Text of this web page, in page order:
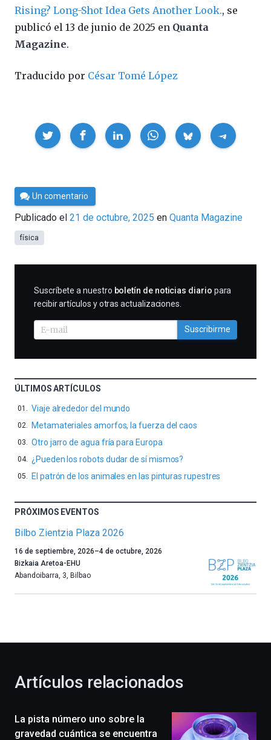
Rising? Long-Shot Idea Gets Another Look., se
publicó el 13 de junio de 2025 en Quanta
Magazine.
Traducido por César Tomé López
Compartir
Por
César
Tomé
Un comentario
Publicado el 21 de octubre, 2025 en Quanta Magazine
física
SUSCRIBIRME
Suscríbete a nuestro boletín de noticias diario para
recibir artículos y otras actualizaciones.
Suscribirme
ÚLTIMOS ARTÍCULOS
Viaje alrededor del mundo
Metamateriales amorfos, la fuerza del caos
Otro jarro de agua fría para Europa
¿Pueden los robots dudar de sí mismos?
El patrón de los animales en las pinturas rupestres
PRÓXIMOS EVENTOS
Bilbo Zientzia Plaza 2026
Un
año
más,
celebración
novena
edición
16 de septiembre, 2026–4 de octubre, 2026
Bizkaia Aretoa-EHU
Abandoibarra, 3 Bilbao
Artículos relacionados
La pista número uno sobre la
gravedad cuántica se encuentra